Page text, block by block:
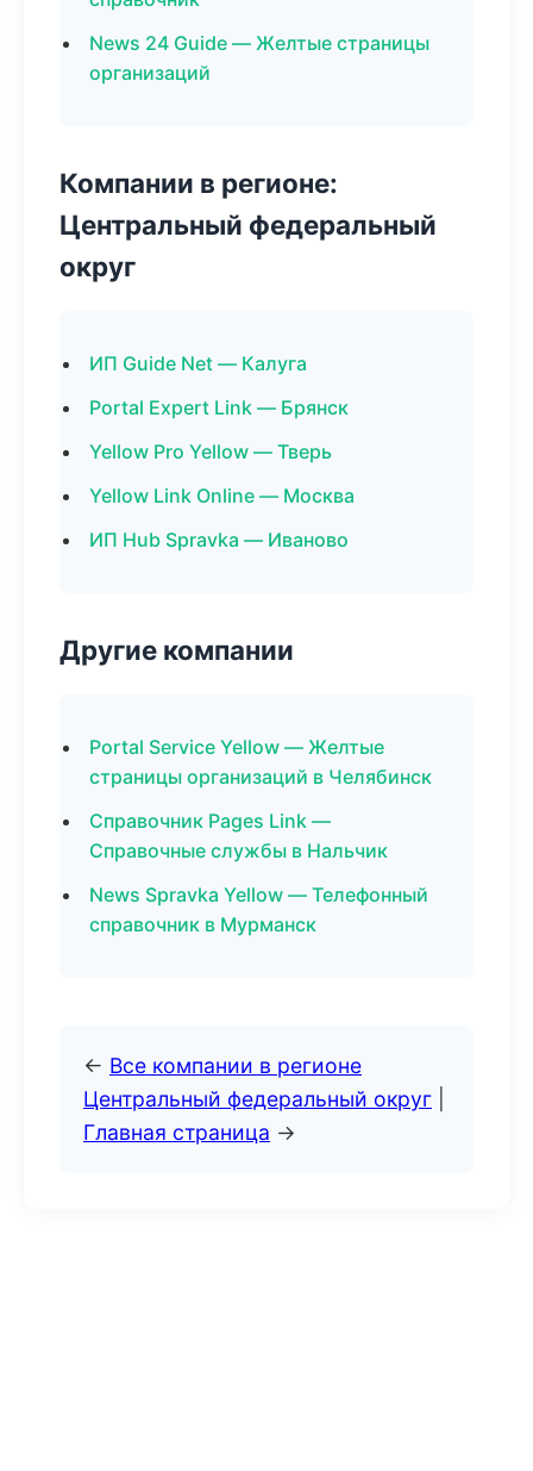
News 24 Guide — Желтые страницы
организаций
Компании в регионе:
Центральный федеральный
округ
ИП Guide Net — Калуга
Portal Expert Link — Брянск
Yellow Pro Yellow — Тверь
Yellow Link Online — Москва
ИП Hub Spravka — Иваново
Другие компании
Portal Service Yellow — Желтые
страницы организаций в Челябинск
Справочник Pages Link —
Справочные службы в Нальчик
News Spravka Yellow — Телефонный
справочник в Мурманск
← Все компании в регионе
Центральный федеральный округ
Главная страница →